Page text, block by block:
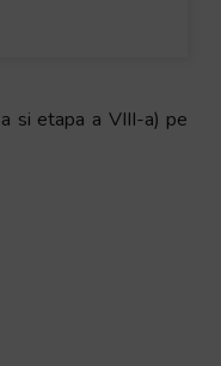
si etapa a VIII-a) pe